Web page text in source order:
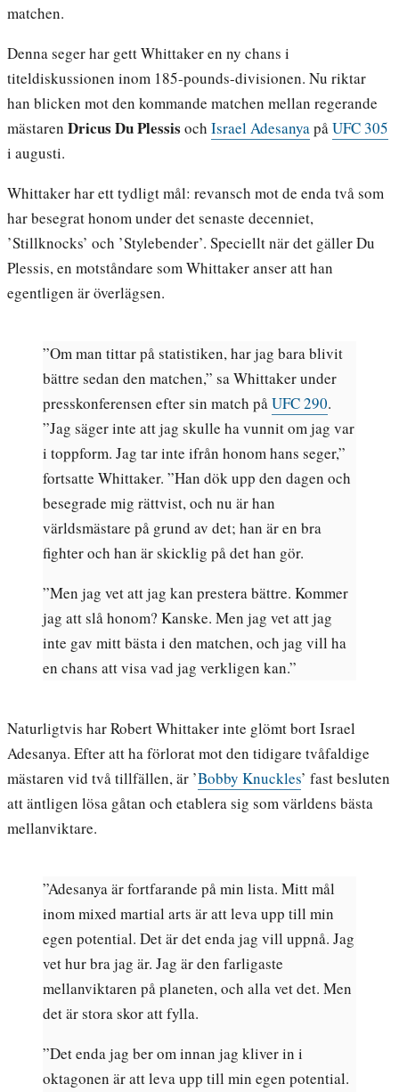
matchen.
Denna seger har gett Whittaker en ny chans i
titeldiskussionen inom 185-pounds-divisionen. Nu riktar
han blicken mot den kommande matchen mellan regerande
mästaren Dricus Du Plessis och Israel AdesanyapåUFC 305
i augusti.
Whittaker har ett tydligt mål: revansch mot de enda två som
har besegrat honom under det senaste decenniet,
’Stillknocks’ och ’Stylebender’. Speciellt när det gäller Du
Plessis, en motståndare som Whittaker anser att han
egentligen är överlägsen.
”Om man tittar på statistiken, har jag bara blivit
bättre sedan den matchen,” sa Whittaker under
presskonferensen efter sin match påUFC 290.
”Jag säger inte att jag skulle ha vunnit om jag var
i toppform. Jag tar inte ifrån honom hans seger,”
fortsatte Whittaker. ”Han dök upp den dagen och
besegrade mig rättvist, och nu är han
världsmästare på grund av det; han är en bra
fighter och han är skicklig på det han gör.
”Men jag vet att jag kan prestera bättre. Kommer
jag att slå honom? Kanske. Men jag vet att jag
inte gav mitt bästa i den matchen, och jag vill ha
en chans att visa vad jag verkligen kan.”
Naturligtvis har Robert Whittaker inte glömt bort Israel
Adesanya. Efter att ha förlorat mot den tidigare tvåfaldige
mästaren vid två tillfällen, är ’Bobby Knuckles’ fast besluten
att äntligen lösa gåtan och etablera sig som världens bästa
mellanviktare.
”Adesanya är fortfarande på min lista. Mitt mål
inom mixed martial arts är att leva upp till min
egen potential. Det är det enda jag vill uppnå. Jag
vet hur bra jag är. Jag är den farligaste
mellanviktaren på planeten, och alla vet det. Men
det är stora skor att fylla.
”Det enda jag ber om innan jag kliver in i
oktagonen är att leva upp till min egen potential.